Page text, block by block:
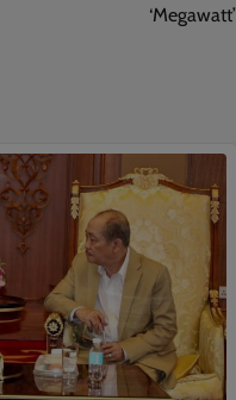
‘Megawatt’